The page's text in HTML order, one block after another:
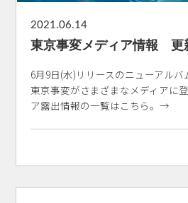
2021.06.14
東京事変メディア情報 更
6月9日(水)リリースのニューアルバ
東京事変がさまざまなメディアに
ア露出情報の一覧はこちら。→